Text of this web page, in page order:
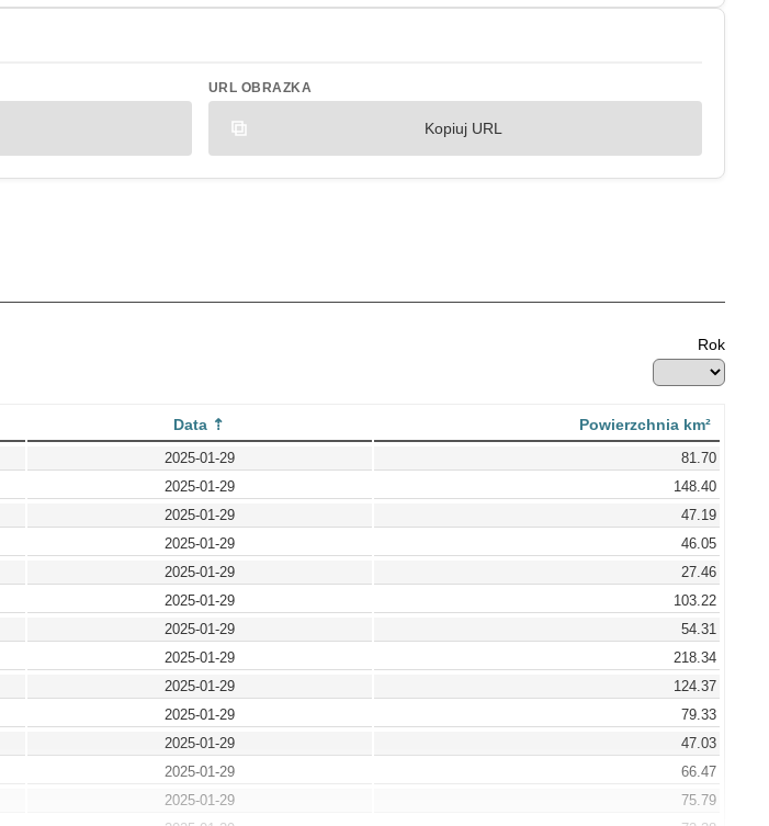
URL OBRAZKA
Kopiuj URL
Rok
Data Powierzchnia km²
2025-01-29
81.70
2025-01-29
148.40
2025-01-29
47.19
2025-01-29
46.05
2025-01-29
27.46
2025-01-29
103.22
2025-01-29
54.31
2025-01-29
218.34
2025-01-29
124.37
2025-01-29
79.33
2025-01-29
47.03
2025-01-29
66.47
2025-01-29
75.79